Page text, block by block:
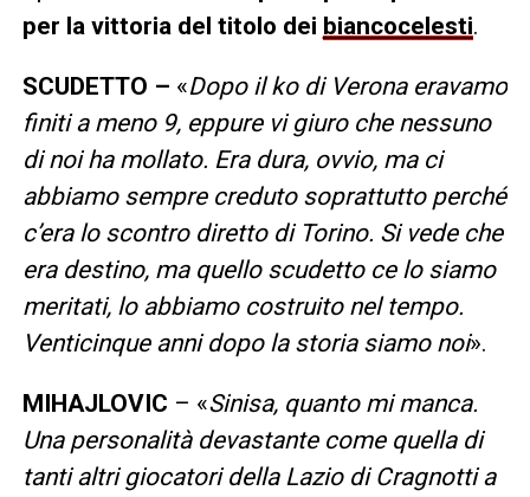
per la vittoria del titolo dei biancocelesti.
SCUDETTO – «Dopo il ko di Verona eravamo
finiti a meno 9, eppure vi giuro che nessuno
di noi ha mollato. Era dura, ovvio, ma ci
abbiamo sempre creduto soprattutto perché
c’era lo scontro diretto di Torino. Si vede che
era destino, ma quello scudetto ce lo siamo
meritati, lo abbiamo costruito nel tempo.
Venticinque anni dopo la storia siamo noi».
MIHAJLOVIC – «Sinisa, quanto mi manca.
Una personalità devastante come quella di
tanti altri giocatori della Lazio di Cragnotti a